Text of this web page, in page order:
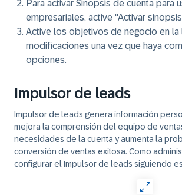
Para activar Sinopsis de cuenta para
empresariales, active "Activar
Active los objetivos de negocio en la
modificaciones una vez que haya
opciones.
Impulsor de leads
Impulsor de leads genera información
mejora la comprensión del equipo de
necesidades de la cuenta y aumenta la
conversión de ventas exitosa. Como
configurar el Impulsor de leads siguiendo